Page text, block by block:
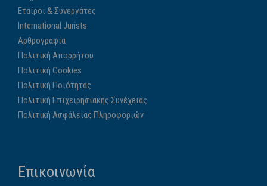
Εταίροι & Συνεργάτες
International Jurists
Αρθρογραφία
Πολιτική Απορρήτου
Πολιτική Cookies
Πολιτική Ποιότητας
Πολιτική Επιχειρησιακής Συνέχειας
Πολιτική Ασφάλειας Πληροφοριών
Επικοινωνία